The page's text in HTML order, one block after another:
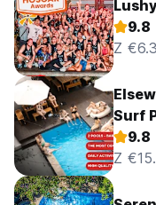
9.8
Z
Surf
9.8
Z